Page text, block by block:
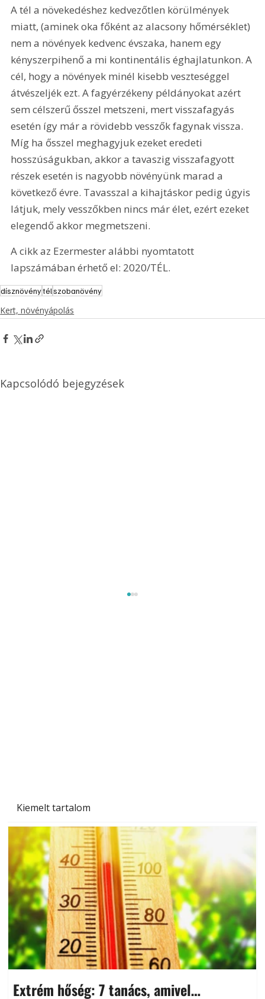
Kiemelt tartalom
Extrém hőség: 7 tanács, amivel
A tél a növekedéshez kedvezőtlen körülmények
miatt, (aminek oka főként az alacsony hőmérséklet)
nem a növények kedvenc évszaka, hanem egy
kényszerpihenő a mi kontinentális éghajlatunkon. A
cél, hogy a növények minél kisebb veszteséggel
átvészeljék ezt. A fagyérzékeny példányokat azért
sem célszerű ősszel metszeni, mert visszafagyás
esetén így már a rövidebb vesszők fagynak vissza.
Míg ha ősszel meghagyjuk ezeket eredeti
hosszúságukban, akkor a tavaszig visszafagyott
részek esetén is nagyobb növényünk marad a
következő évre. Tavasszal a kihajtáskor pedig úgyis
látjuk, mely vesszőkben nincs már élet, ezért ezeket
elegendő akkor megmetszeni.
A cikk az Ezermester alábbi nyomtatott
lapszámában érhető el: 2020/TÉL.
dísznövénytélszobanövény
Kert, növényápolás
Kapcsolódó bejegyzések